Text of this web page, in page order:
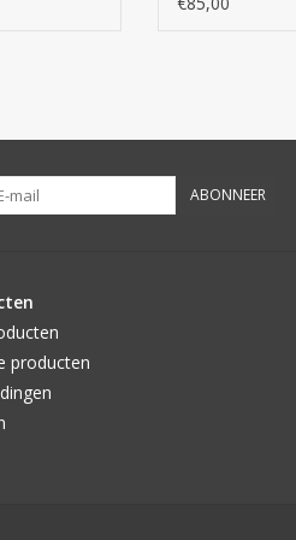
ABONNEER
producten